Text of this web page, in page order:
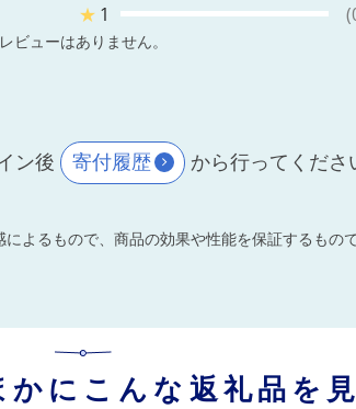
★ 1
レビューはありません。
ン後 寄付履歴 から行ってくださ
よるもので、商品の効果や性能を保証するもの
にこんな返礼品を